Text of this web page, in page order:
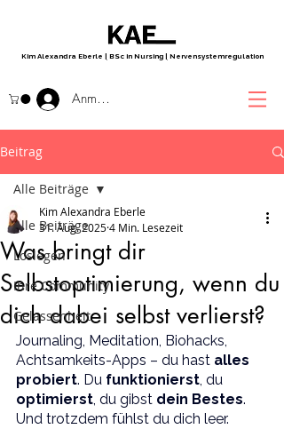
Kim Alexandra Eberle | BSc in Nursing | Nervensystemregulation
Anmelden
Beitrag
Alle Beiträge
Loslegen
Ihre Community
Gelassenheit
Alle Beiträge
Was bringt dir
Selbstoptimierung, wenn du
dich dabei selbst verlierst?
Kim Alexandra Eberle
31. Aug. 20254 Min. Lesezeit
Journaling, Meditation, Biohacks,
Achtsamkeits-Apps – du hast alles
probiert. Du funktionierst, du
optimierst, du gibst dein Bestes.
Und trotzdem fühlst du dich leer.